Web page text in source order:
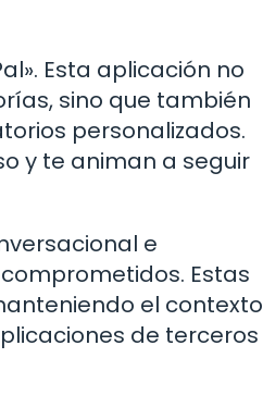
Esta aplicación no
sino que también
personalizados.
y te animan a seguir
e
Estas
el contexto
de terceros